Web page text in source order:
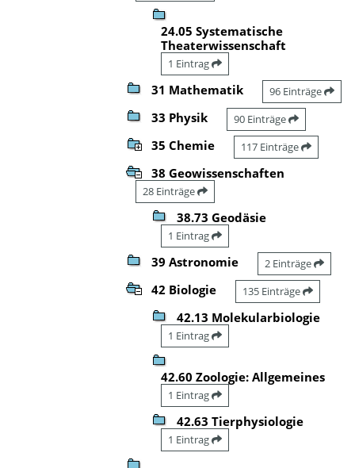
24.05 Systematische
Theaterwissenschaft
1 Eintrag
31 Mathematik 96 Einträge
33 Physik 90 Einträge
35 Chemie 117 Einträge
38 Geowissenschaften
28 Einträge
38.73 Geodäsie
1 Eintrag
39 Astronomie 2 Einträge
42 Biologie 135 Einträge
42.13 Molekularbiologie
1 Eintrag
42.60 Zoologie: Allgemeines
1 Eintrag
42.63 Tierphysiologie
1 Eintrag